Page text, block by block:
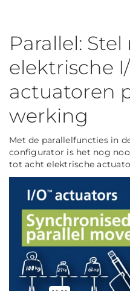
Parallel:
elektrische
actuatoren
werking
Met de parallelfuncties in
configurator is het nog
tot acht elektrische